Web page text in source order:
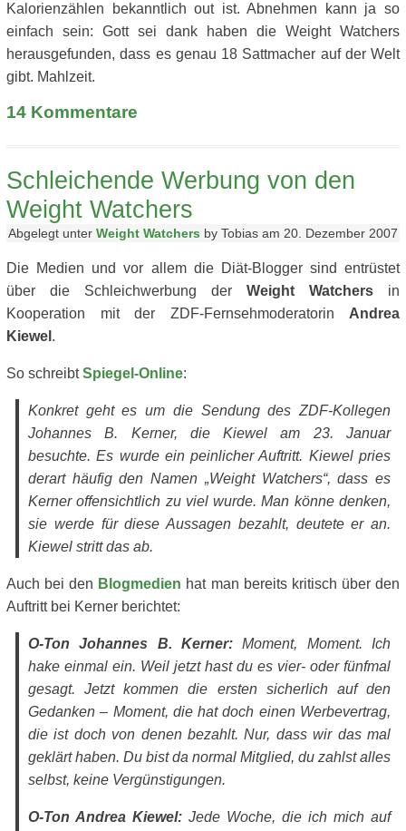
Kalorienzählen bekanntlich out ist. Abnehmen kann ja so
einfach sein: Gott sei dank haben die Weight Watchers
herausgefunden, dass es genau 18 Sattmacher auf der Welt
gibt. Mahlzeit.
14 Kommentare
Schleichende Werbung von den
Weight Watchers
Abgelegt unter Weight Watchers by Tobias am 20. Dezember 2007
Die Medien und vor allem die Diät-Blogger sind entrüstet
über die Schleichwerbung der Weight Watchers in
Kooperation mit der ZDF-Fernsehmoderatorin Andrea
Kiewel .
So schreibtSpiegel-Online:
Konkret geht es um die Sendung des ZDF-Kollegen
Johannes B. Kerner, die Kiewel am 23. Januar
besuchte. Es wurde ein peinlicher Auftritt. Kiewel pries
derart häufig den Namen „Weight Watchers“, dass es
Kerner offensichtlich zu viel wurde. Man könne denken,
sie werde für diese Aussagen bezahlt, deutete er an.
Kiewel stritt das ab.
Auch bei den Blogmedien hat man bereits kritisch über den
Auftritt bei Kerner berichtet:
O-Ton Johannes B. Kerner: Moment, Moment. Ich
hake einmal ein. Weil jetzt hast du es vier- oder fünfmal
gesagt. Jetzt kommen die ersten sicherlich auf den
Gedanken – Moment, die hat doch einen Werbevertrag,
die ist doch von denen bezahlt. Nur, dass wir das mal
geklärt haben. Du bist da normal Mitglied, du zahlst alles
selbst, keine Vergünstigungen.
O-Ton Andrea Kiewel: Jede Woche, die ich mich auf